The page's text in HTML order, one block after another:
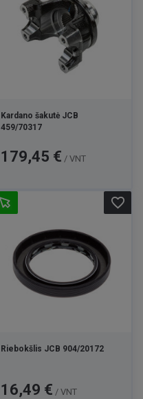
Kardano šakutė JCB
459/70317
Kaina
179,45 € / VNT
Riebokšlis JCB 904/20172
Kaina
16,49 € / VNT
favorite_border